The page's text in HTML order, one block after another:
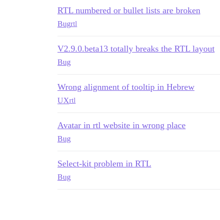
RTL numbered or bullet lists are broken
Bugrtl
V2.9.0.beta13 totally breaks the RTL layout
Bug
Wrong alignment of tooltip in Hebrew
UXrtl
Avatar in rtl website in wrong place
Bug
Select-kit problem in RTL
Bug